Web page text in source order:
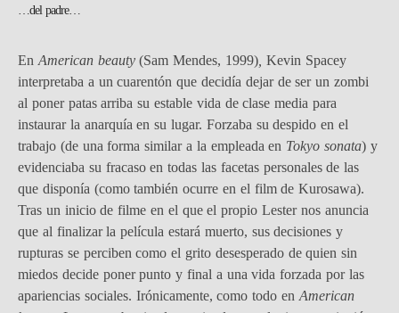
…del padre…
En American beauty(Sam Mendes, 1999) Kevin Spacey
interpretaba a un cuarentón que decidía dejar de ser un zombi
al poner patas arriba su estable vida de clase media para
instaurar la anarquía en su lugar. Forzaba su despido en el
trabajo (de una forma similar a la empleada en Tokyo sonata) y
evidenciaba su fracaso en todas las facetas personales de las
que disponía (como también ocurre en el film de Kurosawa).
Tras un inicio de filme en el que el propio Lester nos anuncia
que al finalizar la película estará muerto, sus decisiones y
rupturas se perciben como el grito desesperado de quien sin
miedos decide poner punto y final a una vida forzada por las
apariencias sociales. Irónicamente, como todo en American